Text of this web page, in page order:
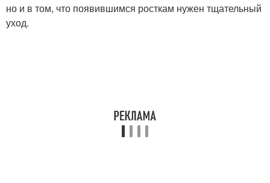
но и в том, что появившимся росткам нужен тщательный
уход.